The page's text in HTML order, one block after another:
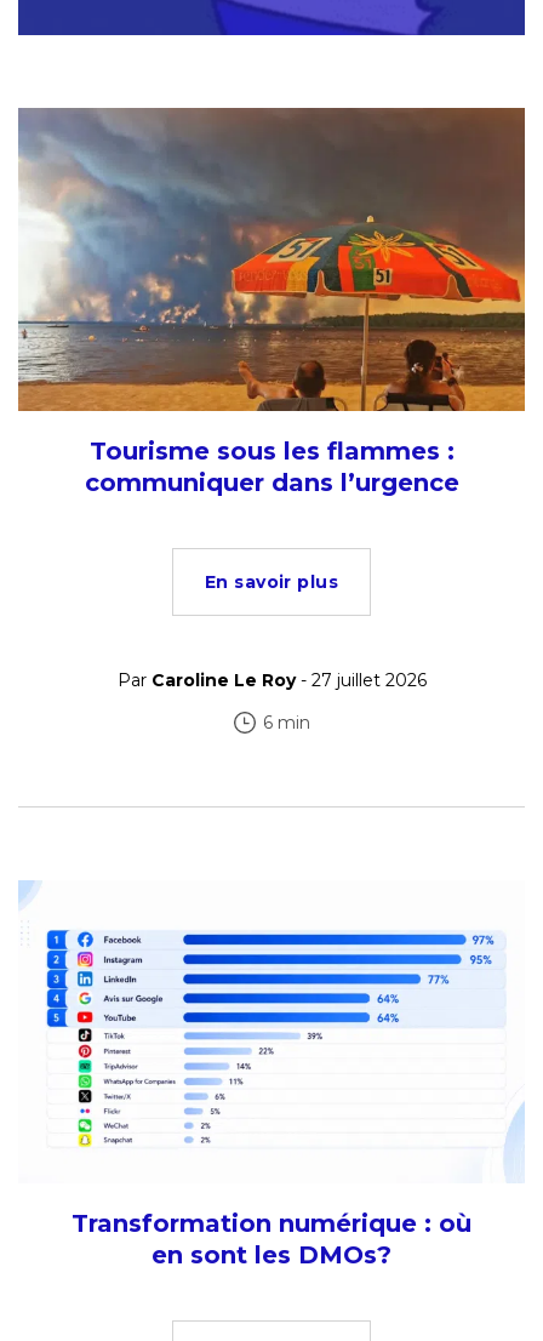
Tourisme sous les flammes :
communiquer dans l’urgence
En savoir plus
Par Caroline Le Roy- 27 juillet 2026
6 min
Transformation numérique : où
en sont les DMOs?